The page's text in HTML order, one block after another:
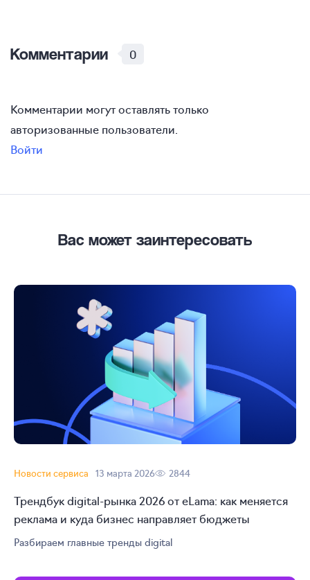
Комментарии 0
Комментарии могут оставлять только
авторизованные пользователи.
Войти
Вас может заинтересовать
Новости сервиса 13 марта 2026 2844
Трендбукdigital-рынка2026 от eLama: как меняется
реклама и куда бизнес направляет бюджеты
Разбираем главные тренды digital